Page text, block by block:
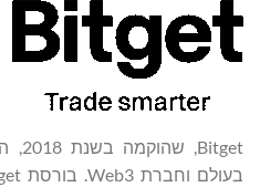
Bitget, שהוקמה בשנת 2018, היא